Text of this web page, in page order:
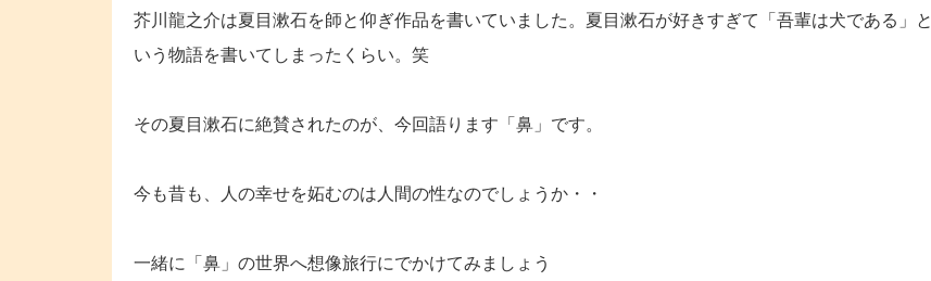
芥川龍之介は夏目漱石を師と仰ぎ作品を書いていました。夏目漱石が好きすぎて「吾輩は犬である」と
いう物語を書いてしまったくらい。笑
その夏目漱石に絶賛されたのが、今回語ります「鼻」です。
今も昔も、人の幸せを妬むのは人間の性なのでしょうか・・
一緒に「鼻」の世界へ想像旅行にでかけてみましょう